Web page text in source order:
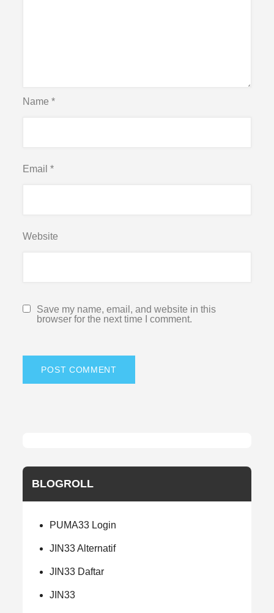
Name*
Email*
Website
Save my name, email, and website in this
browser for the next time I comment.
BLOGROLL
PUMA33 Login
JIN33 Alternatif
JIN33 Daftar
JIN33